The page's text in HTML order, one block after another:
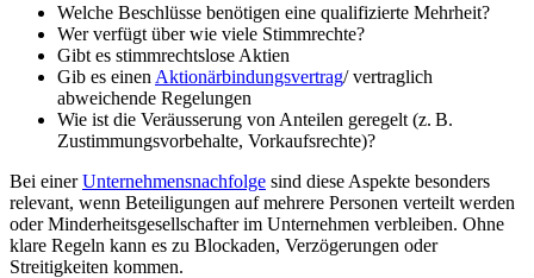
Welche Beschlüsse benötigen eine qualifizierte Mehrheit?
Wer verfügt über wie viele Stimmrechte?
Gibt es stimmrechtslose Aktien
Gib es einen Aktionärbindungsvertrag/ vertraglich
abweichende Regelungen
Wie ist die Veräusserung von Anteilen geregelt (z. B.
Zustimmungsvorbehalte, Vorkaufsrechte)?
Bei einerUnternehmensnachfolge sind diese Aspekte besonders
relevant, wenn Beteiligungen auf mehrere Personen verteilt werden
oder Minderheitsgesellschafter im Unternehmen verbleiben. Ohne
klare Regeln kann es zu Blockaden, Verzögerungen oder
Streitigkeiten kommen.